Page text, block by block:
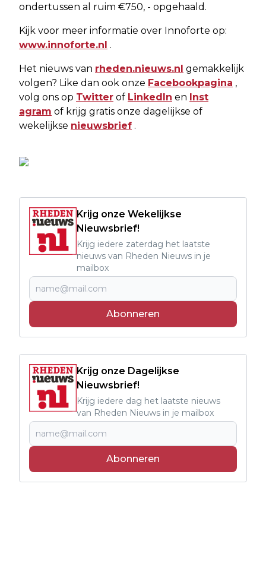
ondertussen al ruim €750, - opgehaald.
Kijk voor meer informatie over Innoforte op:
www.innoforte.nl .
Het nieuws van rheden.nieuws.nl gemakkelijk
volgen? Like dan ook onze Facebookpagina ,
volg ons op Twitter of LinkedIn en Inst
agram of krijg gratis onze dagelijkse of
wekelijkse nieuwsbrief .
Krijg onze Wekelijkse
Nieuwsbrief!
Krijg iedere zaterdag het laatste
nieuws van Rheden Nieuws in je
mailbox
Abonneren
Krijg onze Dagelijkse
Nieuwsbrief!
Krijg iedere dag het laatste nieuws
van Rheden Nieuws in je mailbox
Abonneren